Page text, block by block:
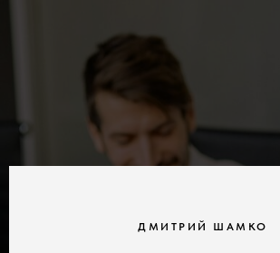
ДМИТРИЙ ШАМКО